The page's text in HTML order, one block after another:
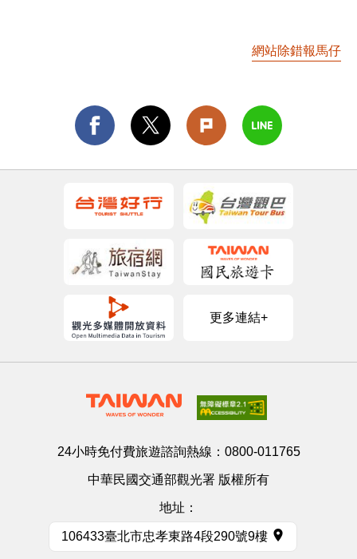
網站除錯報馬仔
更多連結+
24小時免付費旅遊諮詢熱線： 0800-011765
中華民國交通部觀光署 版權所有
地址：
106433臺北市忠孝東路4段290號9樓